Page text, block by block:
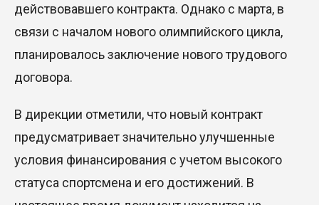
действовавшего контракта. Однако с марта, в
связи с началом нового олимпийского цикла,
планировалось заключение нового трудового
договора.
В дирекции отметили, что новый контракт
предусматривает значительно улучшенные
условия финансирования с учетом высокого
статуса спортсмена и его достижений. В